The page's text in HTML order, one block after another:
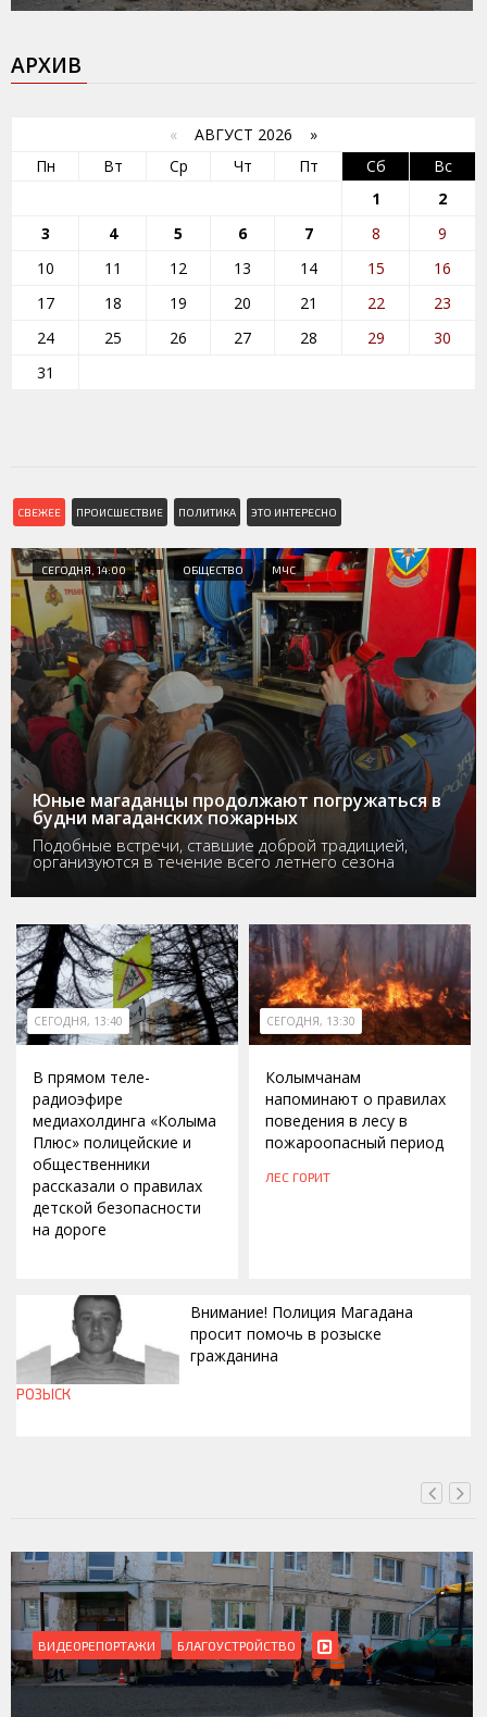
АРХИВ
« АВГУСТ 2026 »
Пн
Вт Ср Чт Пт Сб
Вс
1
2
3
4 5 6 7 8
9
10
11 12 13 14 15
16
17
18 19 20 21 22
23
24
25 26 27 28 29
30
31
СВЕЖЕЕ ПРОИСШЕСТВИЕ ПОЛИТИКА ЭТО ИНТЕРЕСНО
СЕГОДНЯ, 14:00 ОБЩЕСТВО МЧС
Юные магаданцы продолжают погружаться в
будни магаданских пожарных
Подобные встречи, ставшие доброй традицией,
организуются в течение всего летнего сезона
СЕГОДНЯ, 13:40
В прямом теле-
радиоэфире
медиахолдинга «Колыма
Плюс» полицейские и
общественники
рассказали о правилах
детской безопасности
на дороге
СЕГОДНЯ, 13:30
Колымчанам
напоминают о правилах
поведения в лесу в
пожароопасный период
ЛЕС ГОРИТ
Внимание! Полиция Магадана
просит помочь в розыске
гражданина
РОЗЫСК
ВИДЕОРЕПОРТАЖИ БЛАГОУСТРОЙСТВО